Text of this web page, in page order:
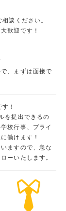
談ください。
歓迎です！
、まずは面接で
！
を提出できるの
校行事、プライ
働けます！
ますので、急な
ーいたします。